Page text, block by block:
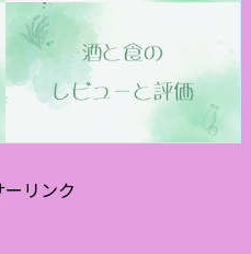
リンク